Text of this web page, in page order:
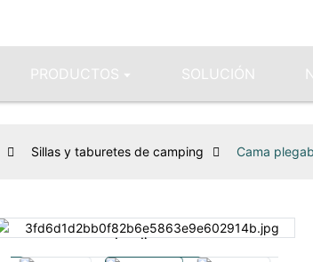
PRODUCTOS SOLUCIÓN
Sillas y taburetes de camping Cama
Loading...
Loading...